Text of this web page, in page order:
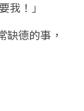
我！」
缺德的事，